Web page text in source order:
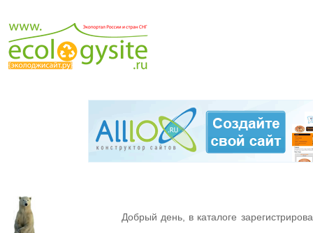
Добрый день, в каталоге